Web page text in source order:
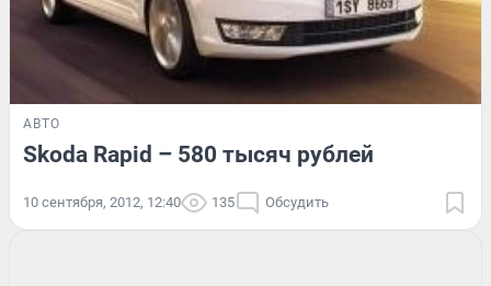
АВТО
Skoda Rapid – 580 тысяч рублей
10 сентября, 2012, 12:40 135 Обсудить